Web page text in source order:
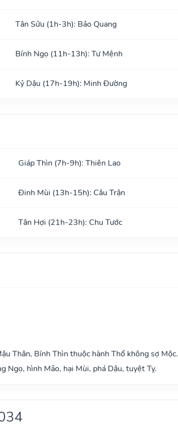
Tân Sửu (1h-3h): Bảo Quang
Bính Ngọ (11h-13h): Tư Mệnh
Kỷ Dậu (17h-19h): Minh Đường
Giáp Thìn (7h-9h): Thiên Lao
Đinh Mùi (13h-15h): Câu Trận
Tân Hợi (21h-23h): Chu Tước
Thân, Bính Thìn thuộc hành Thổ không sợ Mộc.
Ngọ, hình Mão, hại Mùi, phá Dậu, tuyệt Tỵ.